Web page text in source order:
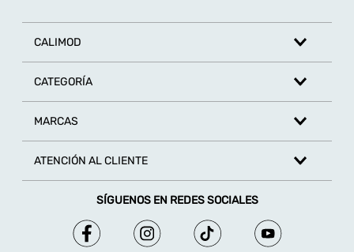
CALIMOD
CATEGORÍA
MARCAS
ATENCIÓN AL CLIENTE
SÍGUENOS EN REDES SOCIALES